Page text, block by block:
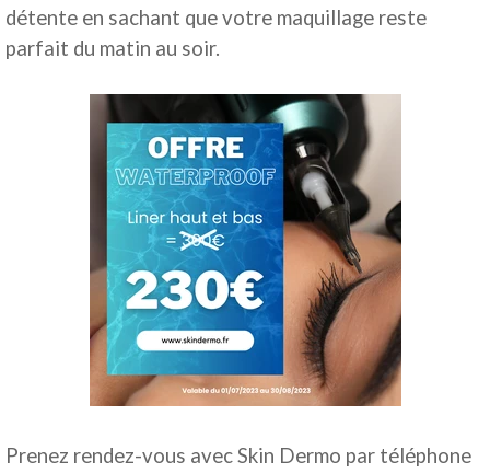
détente en sachant que votre maquillage reste
parfait du matin au soir.
Prenez rendez-vous avec Skin Dermo par téléphone